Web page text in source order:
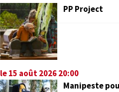
PP Project
le 15 août 2026 20:00
Manipeste